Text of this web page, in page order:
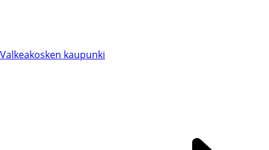
Valkeakosken kaupunki